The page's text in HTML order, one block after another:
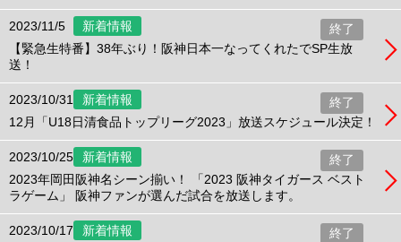
2023/11/5 新着情報
終了
【緊急生特番】38年ぶり！阪神日本一なってくれたでSP生放
送！
2023/10/31 新着情報
終了
12月「U18日清食品トップリーグ2023」放送スケジュール決定！
2023/10/25 新着情報
終了
2023年岡田阪神名シーン揃い！ 「2023 阪神タイガース ベスト
ラゲーム」 阪神ファンが選んだ試合を放送します。
2023/10/17 新着情報
終了